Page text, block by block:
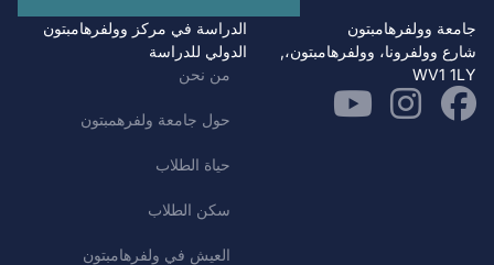
جامعة وولفرهامبتون
شارع وولفرونا، وولفرهامبتون،,
WV1 1LY
الدراسة في مركز وولفرهامبتون
الدولي للدراسة
من نحن
حول جامعة ولفرهمبتون
حياة الطلاب
سكن الطلاب
العيش في ولفرهامبتون